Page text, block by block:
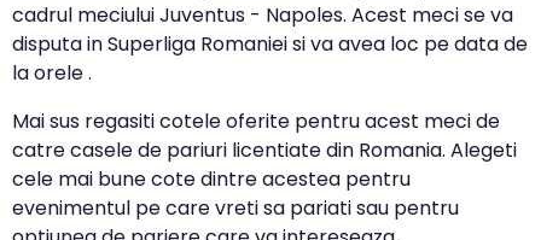
cadrul meciului Juventus - Napoles. Acest meci se va
disputa in Superliga Romaniei si va avea loc pe data de
la orele .
Mai sus regasiti cotele oferite pentru acest meci de
catre casele de pariuri licentiate din Romania. Alegeti
cele mai bune cote dintre acestea pentru
evenimentul pe care vreti sa pariati sau pentru